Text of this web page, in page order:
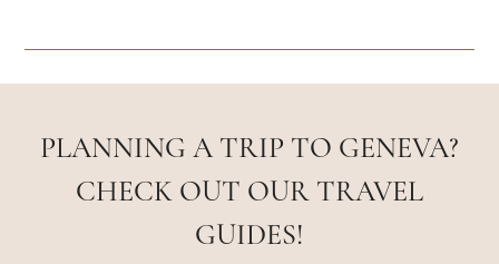
PLANNING A TRIP TO GENEVA?
CHECK OUT OUR TRAVEL
GUIDES!